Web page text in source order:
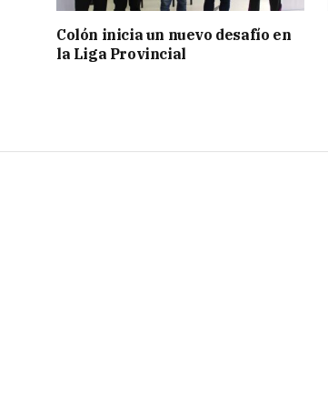
Colón inicia un nuevo desafío en
la Liga Provincial